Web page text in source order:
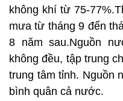
không khí từ 75-
mưa từ tháng 9 đến
8 năm sau.Nguồn
không đều, tập trung
trung tâm tỉnh. Nguồn
bình quân cả nước.